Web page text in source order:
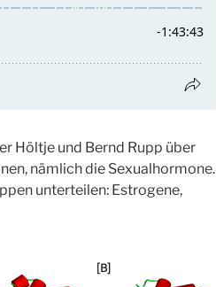
Höltje und Bernd Rupp über
nämlich die Sexualhormone.
unterteilen: Estrogene,